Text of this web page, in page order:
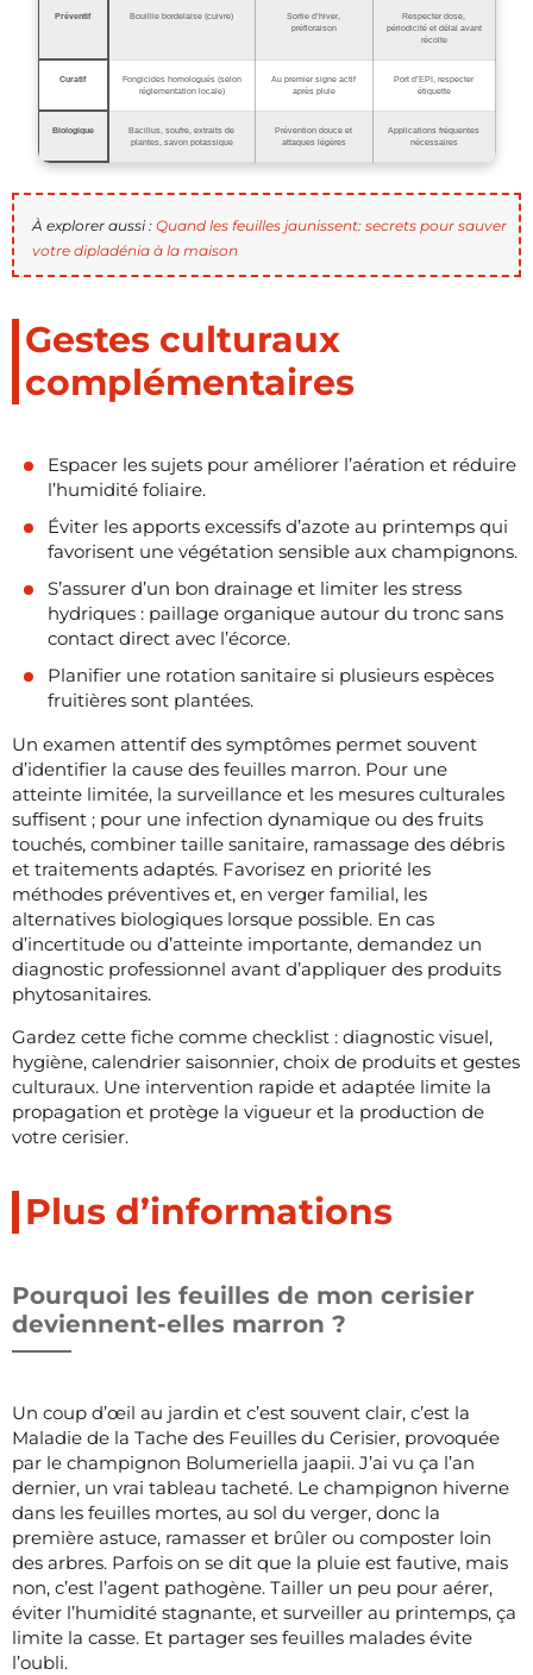
Préventif Bouillie bordelaise (cuivre)
Sortie d’hiver,
préfloraison
Respecter dose,
périodicité et délai avant
récolte
Curatif
Fongicides homologués (selon
réglementation locale)
Au premier signe actif
après pluie
Port d’EPI, respecter
étiquette
Biologique
Bacillus, soufre, extraits de
plantes, savon potassique
Prévention douce et
attaques légères
Applications fréquentes
nécessaires
À explorer aussi : Quand les feuilles jaunissent: secrets pour sauver
votre dipladénia à la maison
Gestes culturaux
complémentaires
Espacer les sujets pour améliorer l’aération et réduire
l’humidité foliaire.
Éviter les apports excessifs d’azote au printemps qui
favorisent une végétation sensible aux champignons.
S’assurer d’un bon drainage et limiter les stress
hydriques : paillage organique autour du tronc sans
contact direct avec l’écorce.
Planifier une rotation sanitaire si plusieurs espèces
fruitières sont plantées.
Un examen attentif des symptômes permet souvent
d’identifier la cause des feuilles marron. Pour une
atteinte limitée, la surveillance et les mesures culturales
suffisent ; pour une infection dynamique ou des fruits
touchés, combiner taille sanitaire, ramassage des débris
et traitements adaptés. Favorisez en priorité les
méthodes préventives et, en verger familial, les
alternatives biologiques lorsque possible. En cas
d’incertitude ou d’atteinte importante, demandez un
diagnostic professionnel avant d’appliquer des produits
phytosanitaires.
Gardez cette fiche comme checklist : diagnostic visuel,
hygiène, calendrier saisonnier, choix de produits et gestes
culturaux. Une intervention rapide et adaptée limite la
propagation et protège la vigueur et la production de
votre cerisier.
Plus d’informations
Pourquoi les feuilles de mon cerisier
deviennent-elles marron ?
Un coup d’œil au jardin et c’est souvent clair, c’est la
Maladie de la Tache des Feuilles du Cerisier, provoquée
par le champignon Bolumeriella jaapii. J’ai vu ça l’an
dernier, un vrai tableau tacheté. Le champignon hiverne
dans les feuilles mortes, au sol du verger, donc la
première astuce, ramasser et brûler ou composter loin
des arbres. Parfois on se dit que la pluie est fautive, mais
non, c’est l’agent pathogène. Tailler un peu pour aérer,
éviter l’humidité stagnante, et surveiller au printemps, ça
limite la casse. Et partager ses feuilles malades évite
l’oubli.